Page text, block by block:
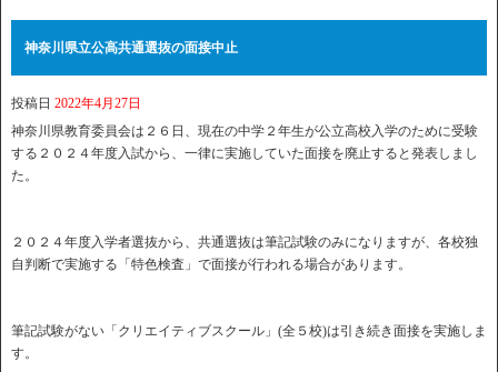
神奈川県立公高共通選抜の面接中止
投稿日 2022年4月27日
神奈川県教育委員会は２６日、現在の中学２年生が公立高校入学のために受験
する２０２４年度入試から、一律に実施していた面接を廃止すると発表しまし
た。
２０２４年度入学者選抜から、共通選抜は筆記試験のみになりますが、各校独
自判断で実施する「特色検査」で面接が行われる場合があります。
筆記試験がない「クリエイティブスクール」(全５校)は引き続き面接を実施しま
す。